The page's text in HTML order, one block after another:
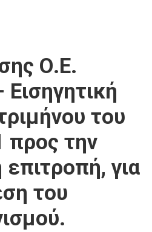
Ο.Ε.
του
προς την
επιτροπή, για
του